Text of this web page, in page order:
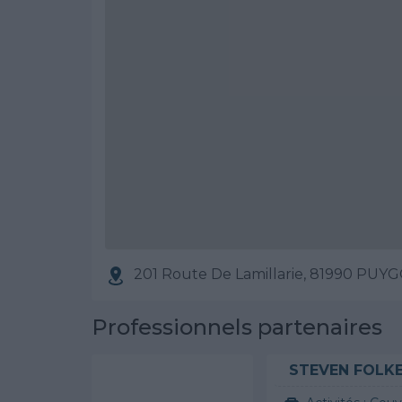
201 Route De Lamillarie, 81990
Professionnels partenaires
STEVEN